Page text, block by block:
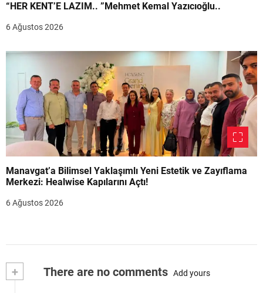
“HER KENT’E LAZIM.. ”Mehmet Kemal Yazıcıoğlu..
6 Ağustos 2026
Manavgat’a Bilimsel Yaklaşımlı Yeni Estetik ve Zayıflama
Merkezi: Healwise Kapılarını Açtı!
6 Ağustos 2026
+ There are no comments Add yours